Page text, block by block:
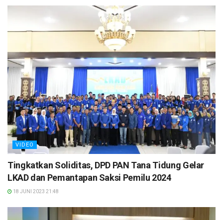
VIDEO
Tingkatkan Soliditas, DPD PAN Tana Tidung Gelar
LKAD dan Pemantapan Saksi Pemilu 2024
18 JUNI 2023 21:48